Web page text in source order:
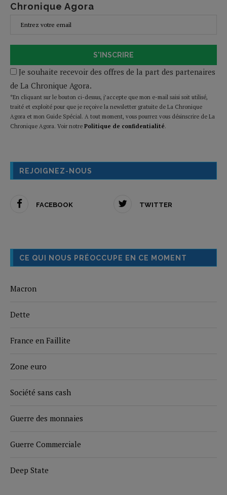
Chronique Agora
S'INSCRIRE
Je souhaite recevoir des offres de la part des partenaires
de La Chronique Agora.
*En cliquant sur le bouton ci-dessus, j’accepte que mon e-mail saisi soit utilisé,
traité et exploité pour que je reçoive la newsletter gratuite de La Chronique
Agora et mon Guide Spécial. A tout moment, vous pourrez vous désinscrire de La
Chronique Agora. Voir notre Politique de confidentialité.
REJOIGNEZ-NOUS
FACEBOOK TWITTER
CE QUI NOUS PRÉOCCUPE EN CE MOMENT
Macron
Dette
France en Faillite
Zone euro
Société sans cash
Guerre des monnaies
Guerre Commerciale
Deep State